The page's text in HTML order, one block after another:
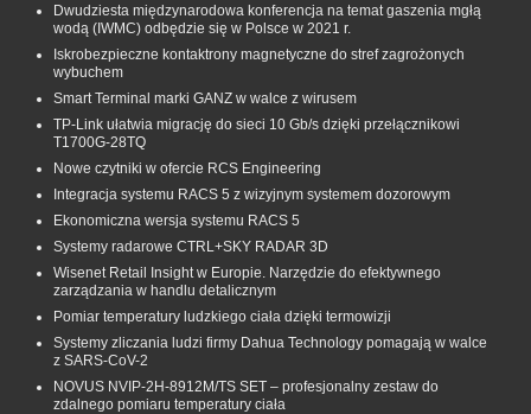
Dwudziesta międzynarodowa konferencja na temat gaszenia mgłą
wodą (IWMC) odbędzie się w Polsce w 2021 r.
Iskrobezpieczne kontaktrony magnetyczne do stref zagrożonych
wybuchem
Smart Terminal marki GANZ w walce z wirusem
TP-Link ułatwia migrację do sieci 10 Gb/s dzięki przełącznikowi
T1700G‑28TQ
Nowe czytniki w ofercie RCS Engineering
Integracja systemu RACS 5 z wizyjnym systemem dozorowym
Ekonomiczna wersja systemu RACS 5
Systemy radarowe CTRL+SKY RADAR 3D
Wisenet Retail Insight w Europie. Narzędzie do efektywnego
zarządzania w handlu detalicznym
Pomiar temperatury ludzkiego ciała dzięki termowizji
Systemy zliczania ludzi firmy Dahua Technology pomagają w walce
z SARS-CoV-2
NOVUS NVIP-2H-8912M/TS SET – profesjonalny zestaw do
zdalnego pomiaru temperatury ciała